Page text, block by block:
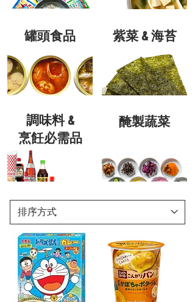
罐頭食品 紫菜 & 海苔
調味料 &
烹飪必需品
醃製蔬菜